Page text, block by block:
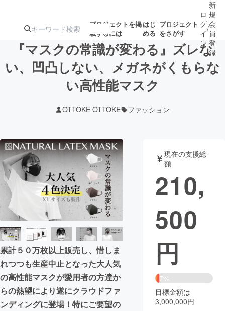
プロジェクトを掲
載するには
はじ
める
プロジェクト
をさがす
注目のリ 注目の新着プロ募集終了が近いプ
テクノロジー・ガジェット
映像・映画 書籍・雑誌
ビジネス・起業 チャレンジ
まちづくり・地域活性化
CAMPFIRE for Social Good
CAMPFIRE Creation
CAMPFIREふるさと納税machi-ya コミュニティ
ロ
グ
イ
ン
/
新
規
会
員
登
録
『マスクの常識が変わる』ズレな
い、凹凸しない、メガネがくもらな
い高性能マスク
OTTOKE OTTOKE ファッション
累計５０万枚以上販売し、惜しま
れつつも生産中止となった大人気
の高性能マスクが愛用者の方達か
らの熱望により遂にクラウドファ
ンディングに登場！特にご要望の
現在の支援総
額
210,
500
円
7%
目標金額は
3,000,000円